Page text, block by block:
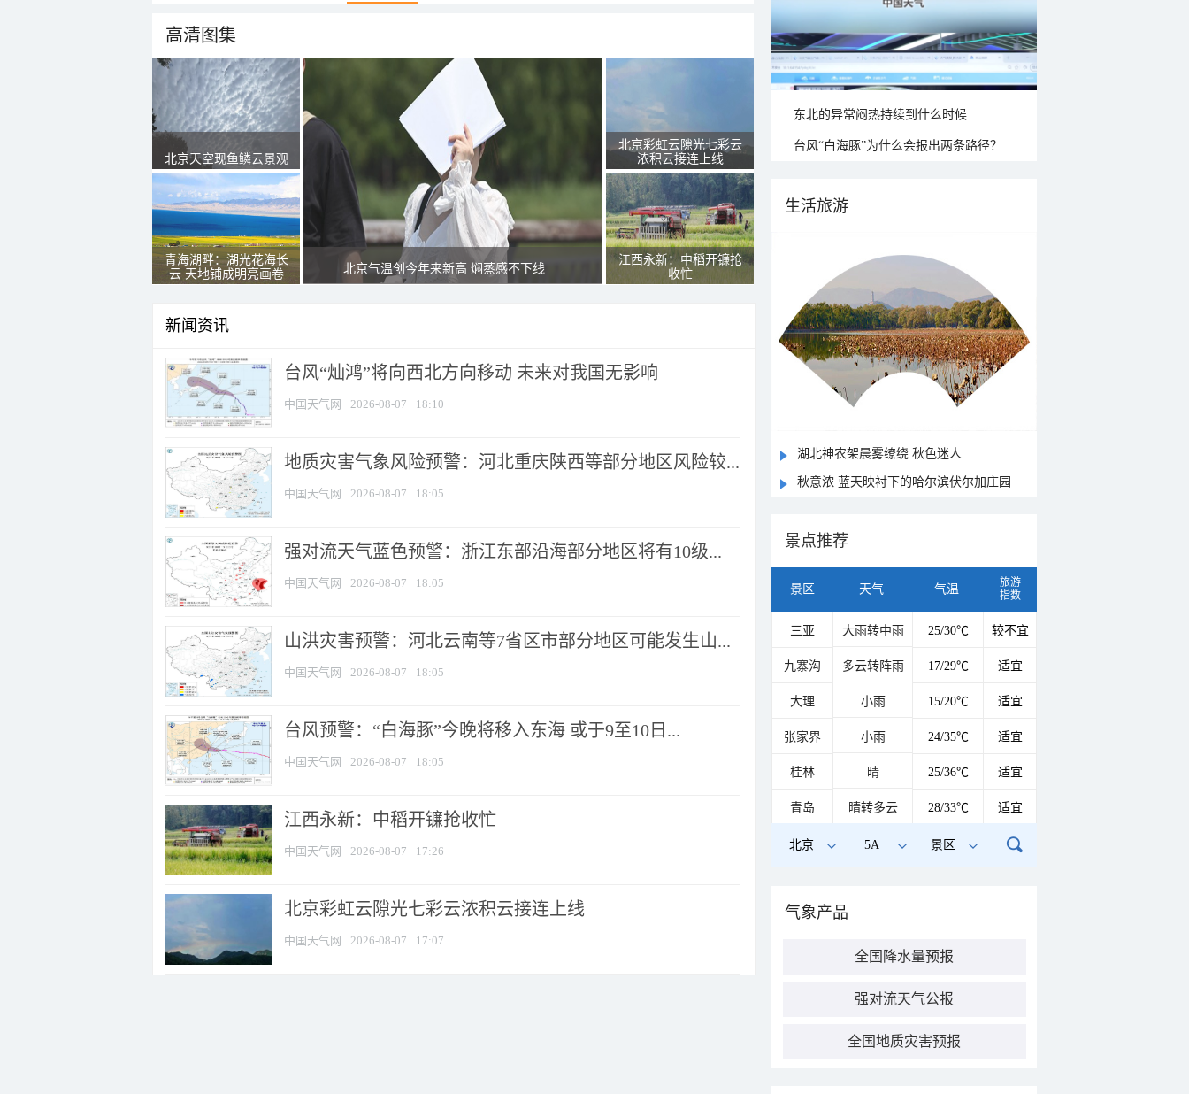
高清图集
北京天空现鱼鳞云景观
青海湖畔：湖光花海长
云 天地铺成明亮画卷
北京气温创今年来新高 焖蒸感不下线
北京彩虹云隙光七彩云
浓积云接连上线
江西永新：中稻开镰抢
收忙
新闻资讯
台风“灿鸿”将向西北方向移动 未来对我国无影响
中国天气网 2026-08-07 18:10
地质灾害气象风险预警：河北重庆陕西等部分地区风险较...
中国天气网 2026-08-07 18:05
强对流天气蓝色预警：浙江东部沿海部分地区将有10级...
中国天气网 2026-08-07 18:05
山洪灾害预警：河北云南等7省区市部分地区可能发生山...
中国天气网 2026-08-07 18:05
台风预警：“白海豚”今晚将移入东海 或于9至10日...
中国天气网 2026-08-07 18:05
江西永新：中稻开镰抢收忙
中国天气网 2026-08-07 17:26
北京彩虹云隙光七彩云浓积云接连上线
中国天气网 2026-08-07 17:07
东北的异常闷热持续到什么时候
台风“白海豚”为什么会报出两条路径？
生活旅游
湖北神农架晨雾缭绕 秋色迷人
秋意浓 蓝天映衬下的哈尔滨伏尔加庄园
景点推荐
景区 天气 气温
旅游
指数
三亚 大雨转中雨 25/30℃ 较不宜
九寨沟 多云转阵雨 17/29℃ 适宜
大理 小雨 15/20℃ 适宜
张家界 小雨 24/35℃ 适宜
桂林 晴 25/36℃ 适宜
青岛 晴转多云 28/33℃ 适宜
北京 5A 景区
气象产品
全国降水量预报
强对流天气公报
全国地质灾害预报